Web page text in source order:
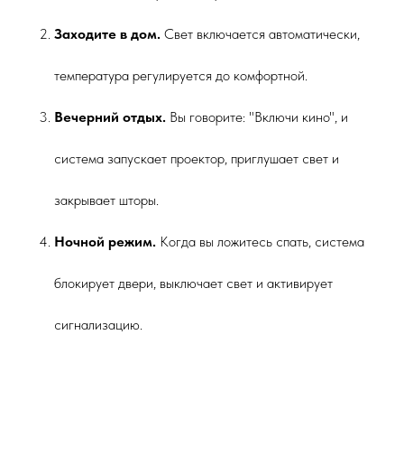
Заходите в дом. Свет включается автоматически,
температура регулируется до комфортной.
Вечерний отдых. Вы говорите: "Включи кино", и
система запускает проектор, приглушает свет и
закрывает шторы.
Ночной режим. Когда вы ложитесь спать, система
блокирует двери, выключает свет и активирует
сигнализацию.